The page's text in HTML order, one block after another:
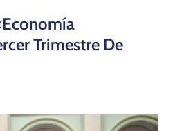
Trimestre De